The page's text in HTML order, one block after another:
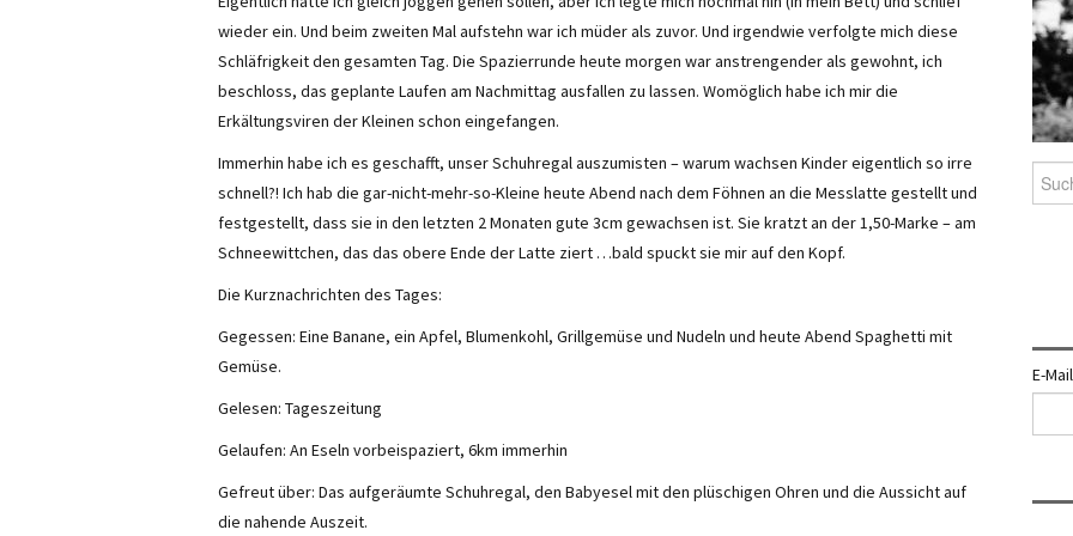
wieder ein. Und beim zweiten Mal aufstehn war ich müder als zuvor. Und irgendwie verfolgte mich diese
Schläfrigkeit den gesamten Tag. Die Spazierrunde heute morgen war anstrengender als gewohnt, ich
beschloss, das geplante Laufen am Nachmittag ausfallen zu lassen. Womöglich habe ich mir die
Erkältungsviren der Kleinen schon eingefangen.
Immerhin habe ich es geschafft, unser Schuhregal auszumisten – warum wachsen Kinder eigentlich so irre
schnell?! Ich hab die gar-nicht-mehr-so-Kleine heute Abend nach dem Föhnen an die Messlatte gestellt und
festgestellt, dass sie in den letzten 2 Monaten gute 3cm gewachsen ist. Sie kratzt an der 1,50-Marke – am
Schneewittchen, das das obere Ende der Latte ziert …bald spuckt sie mir auf den Kopf.
Die Kurznachrichten des Tages:
Gegessen: Eine Banane, ein Apfel, Blumenkohl, Grillgemüse und Nudeln und heute Abend Spaghetti mit
Gemüse.
Gelesen: Tageszeitung
Gelaufen: An Eseln vorbeispaziert, 6km immerhin
Gefreut über: Das aufgeräumte Schuhregal, den Babyesel mit den plüschigen Ohren und die Aussicht auf
die nahende Auszeit.
nach:
E-